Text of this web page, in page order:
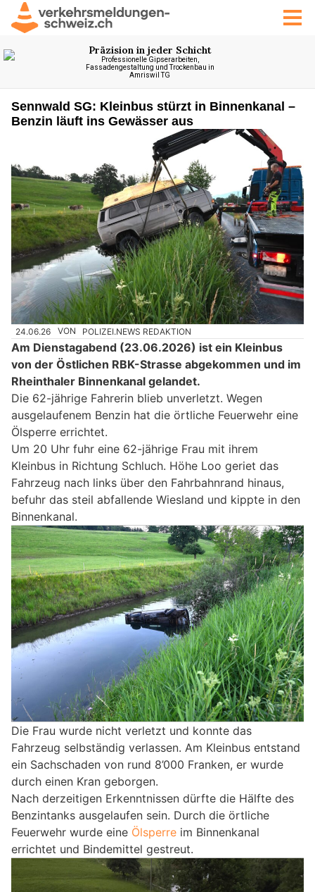
Sennwald SG: Kleinbus stürzt in Binnenkanal –
Benzin läuft ins Gewässer aus
24.06.26 VON POLIZEI.NEWS REDAKTION
Am Dienstagabend (23.06.2026) ist ein Kleinbus
von der Östlichen RBK-Strasse abgekommen und im
Rheinthaler Binnenkanal gelandet.
Die 62-jährige Fahrerin blieb unverletzt. Wegen
ausgelaufenem Benzin hat die örtliche Feuerwehr eine
Ölsperre errichtet.
Um 20 Uhr fuhr eine 62-jährige Frau mit ihrem
Kleinbus in Richtung Schluch. Höhe Loo geriet das
Fahrzeug nach links über den Fahrbahnrand hinaus,
befuhr das steil abfallende Wiesland und kippte in den
Binnenkanal.
Die Frau wurde nicht verletzt und konnte das
Fahrzeug selbständig verlassen. Am Kleinbus entstand
ein Sachschaden von rund 8’000 Franken, er wurde
durch einen Kran geborgen.
Nach derzeitigen Erkenntnissen dürfte die Hälfte des
Benzintanks ausgelaufen sein. Durch die örtliche
Feuerwehr wurde eine Ölsperre im Binnenkanal
errichtet und Bindemittel gestreut.